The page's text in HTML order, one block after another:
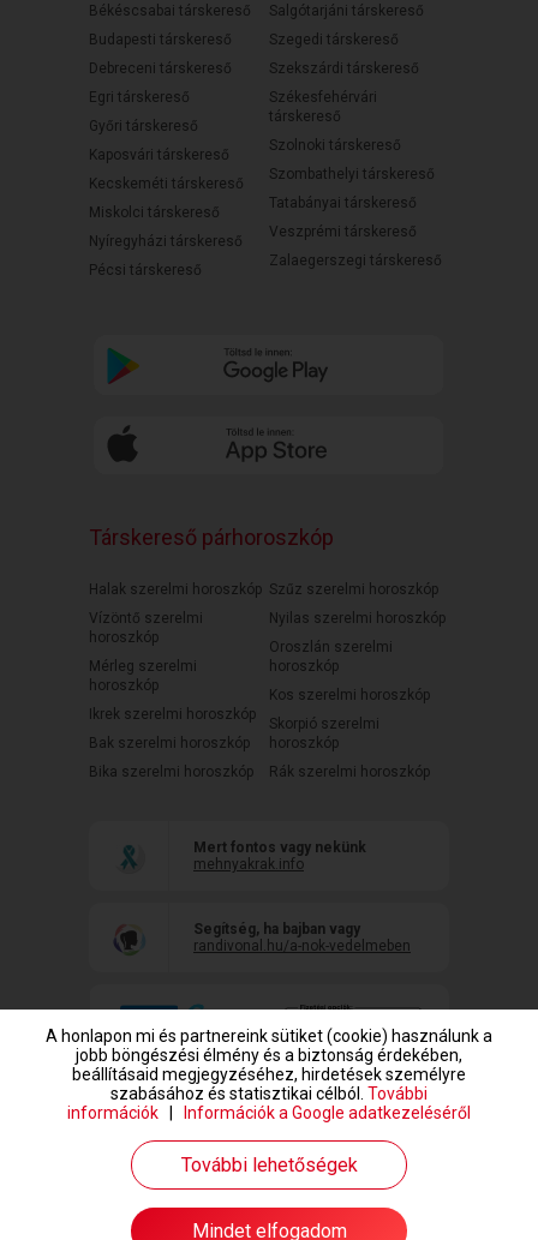
Békéscsabai társkereső
Budapesti társkereső
Debreceni társkereső
Egri társkereső
Győri társkereső
Kaposvári társkereső
Kecskeméti társkereső
Miskolci társkereső
Nyíregyházi társkereső
Pécsi társkereső
Salgótarjáni társkereső
Szegedi társkereső
Szekszárdi társkereső
Székesfehérvári
társkereső
Szolnoki társkereső
Szombathelyi társkereső
Tatabányai társkereső
Veszprémi társkereső
Zalaegerszegi társkereső
Társkereső párhoroszkóp
Halak szerelmi horoszkóp
Vízöntő szerelmi
horoszkóp
Mérleg szerelmi
horoszkóp
Ikrek szerelmi horoszkóp
Bak szerelmi horoszkóp
Bika szerelmi horoszkóp
Szűz szerelmi horoszkóp
Nyilas szerelmi horoszkóp
Oroszlán szerelmi
horoszkóp
Kos szerelmi horoszkóp
Skorpió szerelmi
horoszkóp
Rák szerelmi horoszkóp
Mert fontos vagy nekünk
mehnyakrak.info
Segítség, ha bajban vagy
randivonal.hu/a-nok-vedelmeben
www.randivonal.hu © Copyright 1999-2026 Dating Central Europe Zrt.
A honlapon mi és partnereink sütiket (cookie) használunk a
jobb böngészési élmény és a biztonság érdekében,
beállításaid megjegyzéséhez, hirdetések személyre
szabásához és statisztikai célból. További
információk
Információk a Google adatkezeléséről
További lehetőségek
Mindet elfogadom